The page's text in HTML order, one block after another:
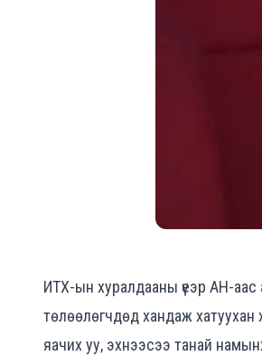
ИТХ-ын хуралдааны үеэр АН-
төлөөлөгчдөд хандаж хатуухан
яачих уу, эхнээсээ танай